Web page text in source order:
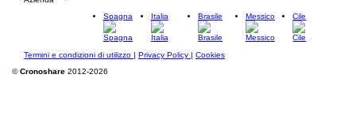
Spagna
Italia Brasile Messico Cile
Termini e condizioni di utilizzo | Privacy Policy | Cookies
©Cronoshare 2012-2026